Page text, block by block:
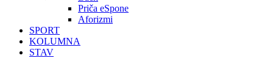
Priča eSpone
Aforizmi
SPORT
KOLUMNA
STAV